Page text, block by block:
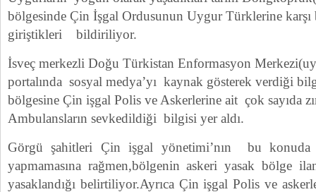
bölgesinde Çin İşgal Ordusunun Uygur Türklerine
giriştikleri bildiriliyor.
İsveç merkezli Doğu Türkistan Enformasyon
portalında sosyal medya’yı kaynak gösterek verdiği
bölgesine Çin işgal Polis ve Askerlerine ait çok sayıda
Ambulansların sevkedildiği bilgisi yer aldı.
Görgü şahitleri Çin işgal yönetimi’nın bu konuda
yapmamasına rağmen,bölgenin askeri yasak bölge
yasaklandığı belirtiliyor.Ayrıca Çin işgal Polis ve